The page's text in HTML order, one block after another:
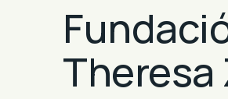
Theresa